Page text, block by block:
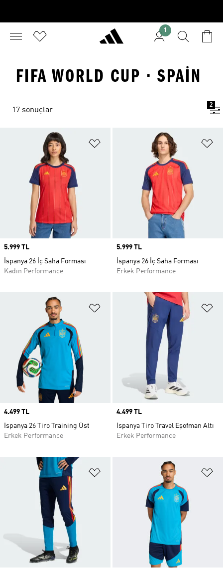
1
FIFA WORLD CUP · SPAIN
17 sonuçlar
2
Favori Listesine Ekle
Price
5.999 TL
İspanya 26 İç Saha Forması
Kadın Performance
Price
5.999 TL
İspanya 26 İç Saha Forması
Erkek Performance
Favori Listesine Ekle
Price
4.499 TL
İspanya 26 Tiro Training Üst
Erkek Performance
Price
4.499 TL
İspanya Tiro Travel Eşofman Altı
Erkek Performance
Favori Listesine Ekle